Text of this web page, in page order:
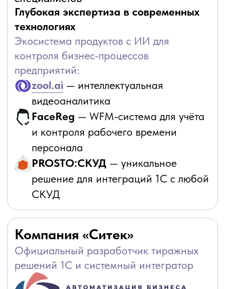
Link-Up — предназначен для
взаимодействия с программными
продуктами на платформе
«1С:Предприятие»
Руководители
Александр Овчинников